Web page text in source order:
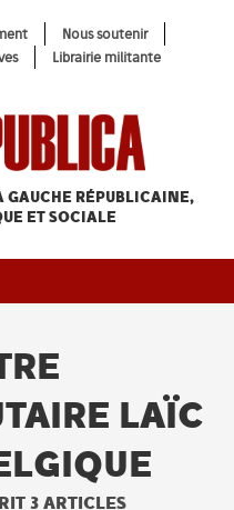
Nous soutenir
Librairie militante
GAUCHE RÉPUBLICAINE,
ET SOCIALE
LAÏC
3 ARTICLES